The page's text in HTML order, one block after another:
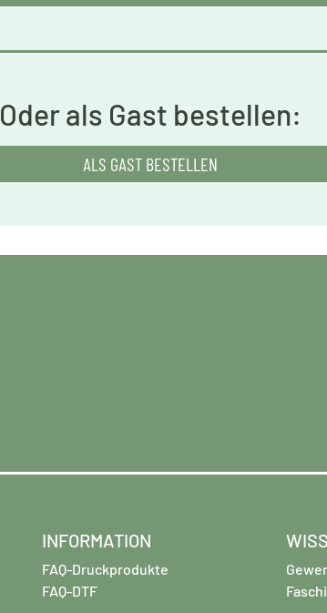
Oder als Gast bestellen:
ALS GAST BESTELLEN
INFORMATION
FAQ-Druckprodukte
FAQ-DTF